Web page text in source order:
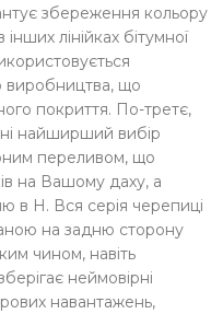
збереження кольору
лінійках бітумної
виробництва, що
покриття. По-третє,
найширший вибір
переливом, що
на Вашому даху, а
в H. Вся серія черепиці
на задню сторону
чином, навіть
неймовірні
навантажень,